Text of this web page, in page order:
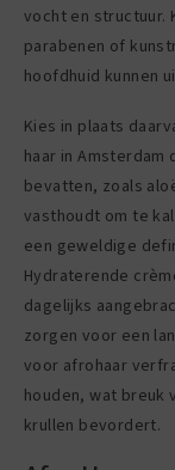
vocht en structuur.
parabenen of
hoofdhuid kunnen
Kies in plaats
haar in
bevatten, zoals
vasthoudt om te
een geweldige
Hydraterende
dagelijks
zorgen voor een
voor afrohaar
houden, wat
krullen bevordert.